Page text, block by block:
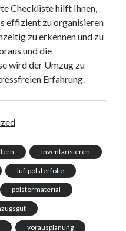
Checkliste hilft Ihnen,
effizient zu organisieren
zu erkennen und zu
und die
wird der Umzug zu
Erfahrung.
inventarisieren
luftpolsterfolie
polstermaterial
vorausplanung